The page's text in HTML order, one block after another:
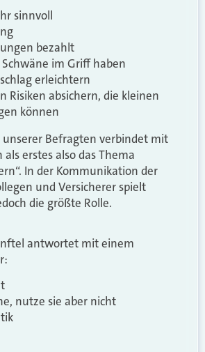
sinnvoll
bezahlt
Schwäne im Griff haben
erleichtern
Risiken absichern, die kleinen
können
Befragten verbindet mit
erstes also das Thema
In der Kommunikation der
und Versicherer spielt
die größte Rolle.
antwortet mit einem
nutze sie aber nicht